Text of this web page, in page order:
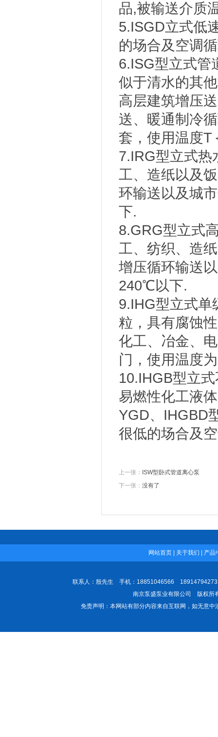
品,被输送介质
5.ISGD立式低
的场合及空调
6.ISG型立式管
似于清水的其
高层建筑增压
送、暖通制冷
套，使用温度
7.IRG型立式热
工、造纸以及
环输送以及城
下.
8.GRG型立式
工、纺织、造
增压循环输送
240℃以下.
9.IHG型立式单
粒，具有腐蚀
化工、冶金、
门，使用温度
10.IHGB型立
易燃性化工液
YGD、IHGBD
很低的场合及
上一张： ISW型卧式管道离心泵
下一张：没有了
网站首页 关于我们 产品
联系人：殷先生 手机：18851046566
南京泵盛泵业有限公司 版权
免责声明：本网站有部分内容来自互联网，如无意